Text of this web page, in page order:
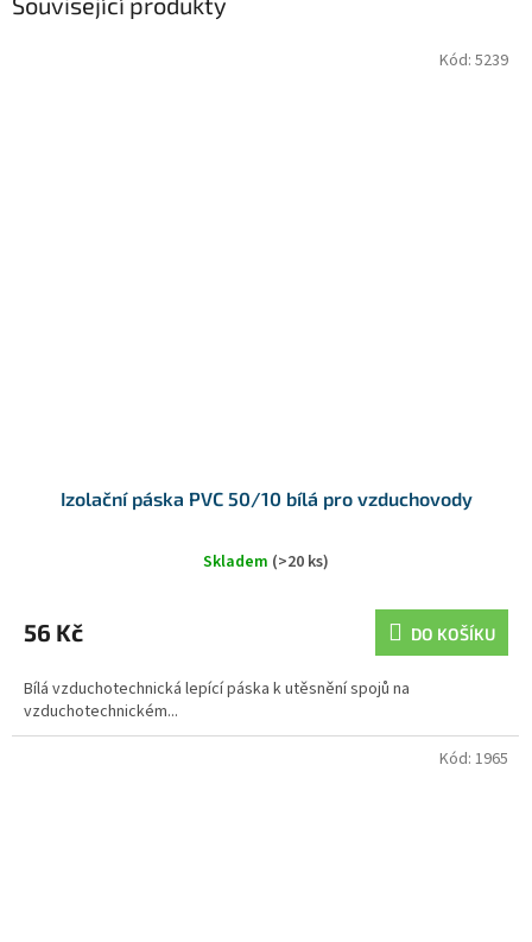
Izolační páska PVC 50/10 bílá pro vzduchovody
Skladem (>20 ks)
56 Kč DO KOŠÍKU
Bílá vzduchotechnická lepící páska k utěsnění spojů na
vzduchotechnickém...
Kód: 5239
Kód: 1965